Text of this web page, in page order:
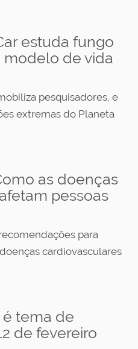
estuda fungo
de vida
pesquisadores, e
extremas do Planeta
as doenças
pessoas
para
cardiovasculares
tema de
de fevereiro